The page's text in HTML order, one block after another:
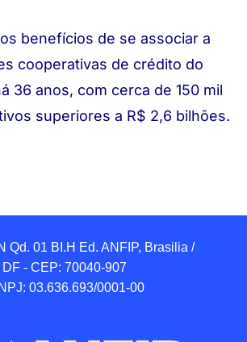
os benefícios de se associar a
cooperativas de crédito do
36 anos, com cerca de 150 mil
superiores a R$ 2,6 bilhões.
Qd. 01 BI.H Ed. ANFIP, Brasilia /
DF - CEP: 70040-907
03.636.693/0001-00